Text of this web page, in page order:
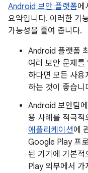
Android 보안 플랫폼에
요약입니다. 이러한 기
가능성을 줄여 줍니다.
Android 플랫폼
여러 보안 문제
하다면 모든 사
하는 것이 좋습니
Android 보안팀
용 사례를 적극적
애플리케이션에
Google Play 프
된 기기에 기본
Play 외부에서 가